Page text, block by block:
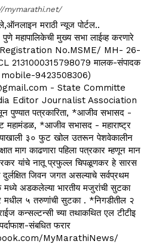
mymarathi.net/
मराठी न्यूज पोर्टल..
मुख्य सभा लाईव्ह करणारे
No.MSME/ MH- 26-
2131000315798079 मालक-संपादक
mobile-9423508306)
- State Committe
Editor Journalist Association
पत्रकारिता, *आजीव सभासद -
महामंडळ, *आजीव सभासद - महाराष्ट्र
३० फुट खोल उतरून पेशवेकालीन
माग काढणारा पहिला पत्रकार म्हणून मान
यांचे नातू प्रफुल्ल चिपळूणकर हे सारस
जिवन जगत असल्याचे सर्वप्रथम
अडकलेल्या भारतीय मजुरांची सुटका
मधील ५ तरुणांची सुटका . *निगडीतील २
कन्सल्टन्सी च्या तथाकथित एल टीटीइ
संबधित फरार
MyMarathiNews/